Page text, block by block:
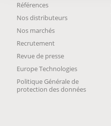
Références
Nos distributeurs
Nos marchés
Recrutement
Revue de presse
Europe Technologies
Politique Générale de
protection des données